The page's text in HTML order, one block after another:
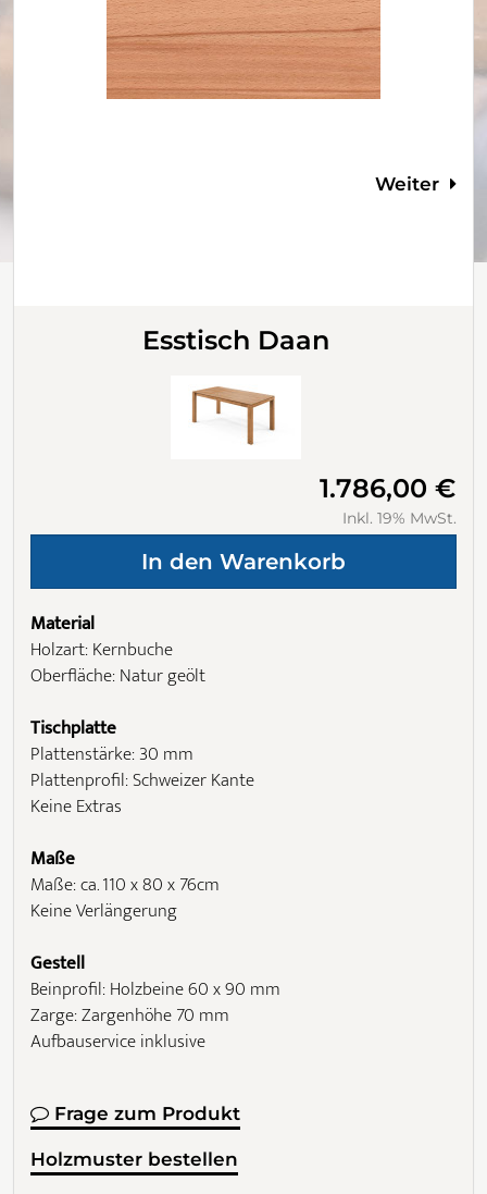
Weiter
Esstisch Daan
1.786,00 €
Inkl. 19% MwSt.
Material
Holzart: Kernbuche
Oberfläche: Natur geölt
Tischplatte
Plattenstärke: 30 mm
Plattenprofil: Schweizer Kante
Keine Extras
Maße
Maße: ca. 110 x 80 x 76cm
Keine Verlängerung
Gestell
Beinprofil: Holzbeine 60 x 90 mm
Zarge: Zargenhöhe 70 mm
Aufbauservice inklusive
Frage zum Produkt
Holzmuster bestellen